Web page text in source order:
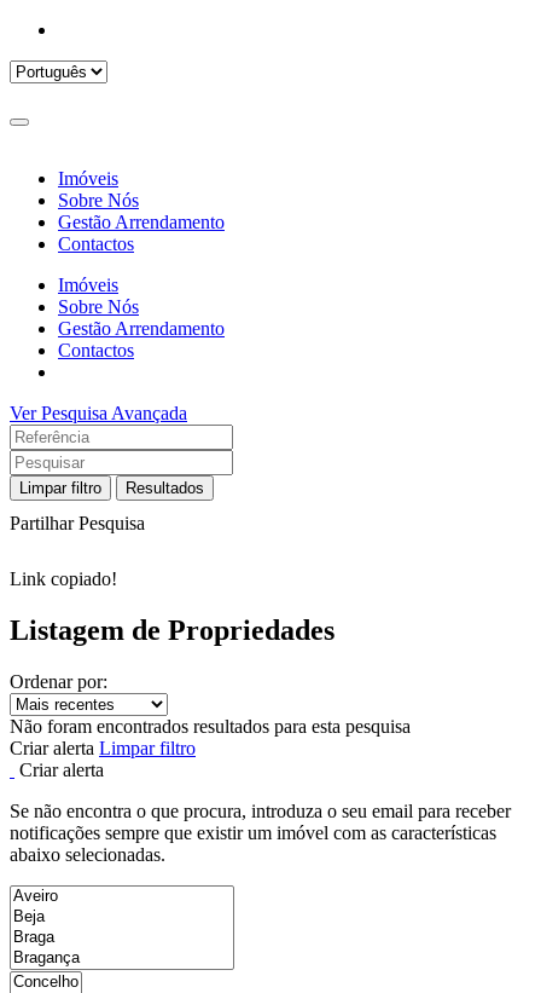
Imóveis
Sobre Nós
Gestão Arrendamento
Contactos
Imóveis
Sobre Nós
Gestão Arrendamento
Contactos
Ver Pesquisa Avançada
Limpar filtro Resultados
Partilhar Pesquisa
Link copiado!
Listagem de Propriedades
Ordenar por:
Não foram encontrados resultados para esta pesquisa
Criar alerta Limpar filtro
Criar alerta
Se não encontra o que procura, introduza o seu email para receber
notificações sempre que existir um imóvel com as características
abaixo selecionadas.